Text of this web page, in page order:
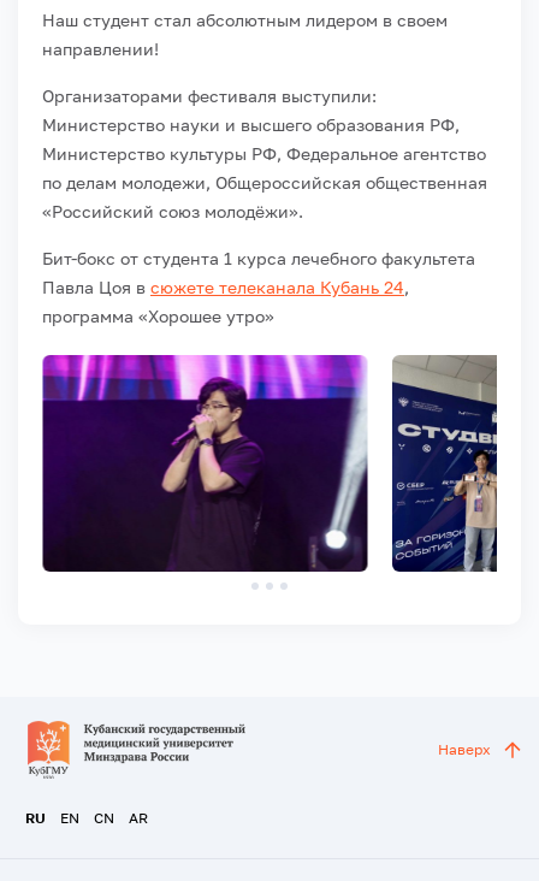
Наш студент стал абсолютным лидером в своем
направлении!
Организаторами фестиваля выступили:
Министерство науки и высшего образования РФ,
Министерство культуры РФ, Федеральное агентство
по делам молодежи, Общероссийская общественная
«Российский союз молодёжи».
Бит-бокс от студента 1 курса лечебного факультета
Павла Цоя в сюжете телеканала Кубань 24,
программа «Хорошее утро»
RU EN CN AR
Наверх